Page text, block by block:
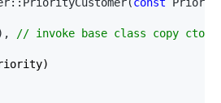
// invoke base class copy ctor